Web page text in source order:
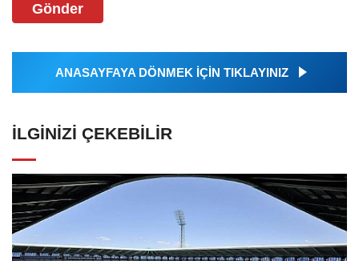
Gönder
ANASAYFAYA DÖNMEK İÇİN TIKLAYINIZ
İLGINIZI ÇEKEBILIR